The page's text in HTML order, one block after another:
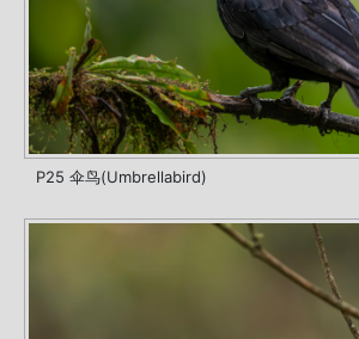
P25 伞鸟(Umbrellabird)